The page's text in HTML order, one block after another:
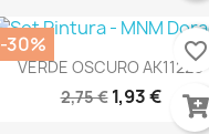
VERDE OSCURO AK11226
2,75 € 1,93 €
-30% favorite_border